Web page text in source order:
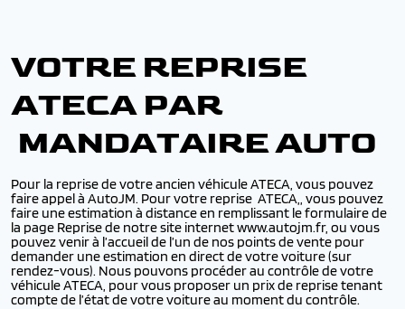
VOTRE REPRISE
ATECA PAR
MANDATAIRE AUTO
Pour la reprise de votre ancien véhicule ATECA, vous pouvez
faire appel à AutoJM. Pour votre reprise ATECA,, vous pouvez
faire une estimation à distance en remplissant le formulaire de
la page Reprise de notre site internet www.autojm.fr, ou vous
pouvez venir à l’accueil de l’un de nos points de vente pour
demander une estimation en direct de votre voiture (sur
rendez-vous). Nous pouvons procéder au contrôle de votre
véhicule ATECA, pour vous proposer un prix de reprise tenant
compte de l’état de votre voiture au moment du contrôle.